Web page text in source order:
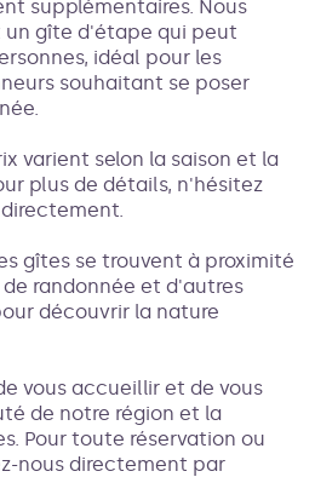
supplémentaires. Nous
un gîte d'étape qui peut
idéal pour les
souhaitant se poser
varient selon la saison et la
plus de détails, n'hésitez
gîtes se trouvent à proximité
randonnée et d'autres
découvrir la nature
vous accueillir et de vous
de notre région et la
Pour toute réservation ou
nous directement par